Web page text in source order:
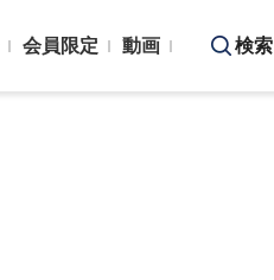
会員限定 動画 検索